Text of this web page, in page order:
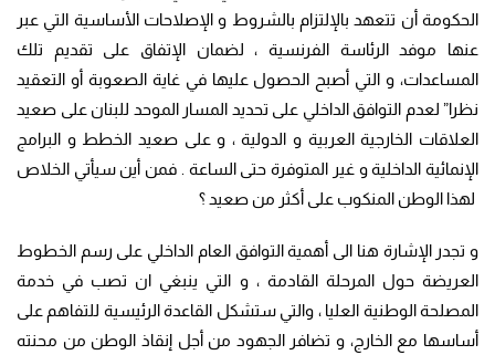
الحكومة أن تتعهد بالإلتزام بالشروط و الإصلاحات الأساسية التي عبر
عنها موفد الرئاسة الفرنسية ، لضمان الإتفاق على تقديم تلك
المساعدات، و التي أصبح الحصول عليها في غاية الصعوبة أو التعقيد
نظرا” لعدم التوافق الداخلي على تحديد المسار الموحد للبنان على صعيد
العلاقات الخارجية العربية و الدولية ، و على صعيد الخطط و البرامج
الإنمائية الداخلية و غير المتوفرة حتى الساعة . فمن أين سيأتي الخلاص
لهذا الوطن المنكوب على أكثر من صعيد ؟
و تجدر الإشارة هنا الى أهمية التوافق العام الداخلي على رسم الخطوط
العريضة حول المرحلة القادمة ، و التي ينبغي ان تصب في خدمة
المصلحة الوطنية العليا ، والتي ستشكل القاعدة الرئيسية للتفاهم على
أساسها مع الخارج، و تضافر الجهود من أجل إنقاذ الوطن من محنته